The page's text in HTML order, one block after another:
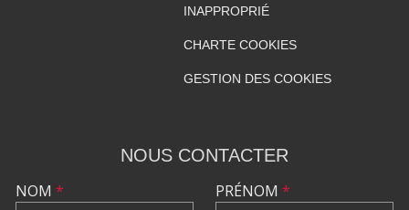
INAPPROPRIÉ
CHARTE COOKIES
GESTION DES COOKIES
NOUS CONTACTER
NOM * PRÉNOM *